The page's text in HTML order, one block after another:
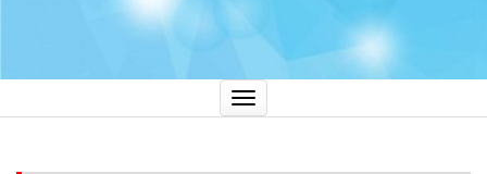
Показать/
Скрыть